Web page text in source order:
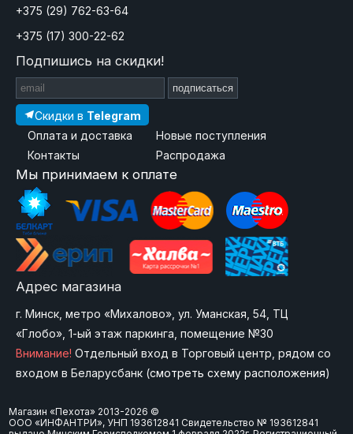
+375 (29) 762-63-64
+375 (17) 300-22-62
Подпишись на скидки!
подписаться
Скидки в Telegram
Оплата и доставка
Контакты
Новые поступления
Распродажа
Мы принимаем к оплате
Адрес магазина
г. Минск, метро «Михалово», ул. Уманская, 54, ТЦ
«Глобо», 1-ый этаж паркинга, помещение №30
Внимание! Отдельный вход в Торговый центр, рядом со
входом в Беларусбанк (смотреть схему расположения)
Магазин «Пехота» 2013-2026 ©
ООО «ИНФАНТРИ», УНП 193612841 Свидетельство № 193612841